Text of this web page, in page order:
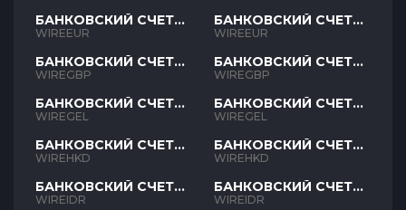
БАНКОВСКИЙ СЧЕТ
EUR
WIREEUR
БАНКОВСКИЙ СЧЕТ
GBP
WIREGBP
БАНКОВСКИЙ СЧЕТ
GEL
WIREGEL
БАНКОВСКИЙ СЧЕТ
HKD
WIREHKD
БАНКОВСКИЙ СЧЕТ
IDR
WIREIDR
БАНКОВСКИЙ СЧЕТ
EUR
WIREEUR
БАНКОВСКИЙ СЧЕТ
GBP
WIREGBP
БАНКОВСКИЙ СЧЕТ
GEL
WIREGEL
БАНКОВСКИЙ СЧЕТ
HKD
WIREHKD
БАНКОВСКИЙ СЧЕТ
IDR
WIREIDR